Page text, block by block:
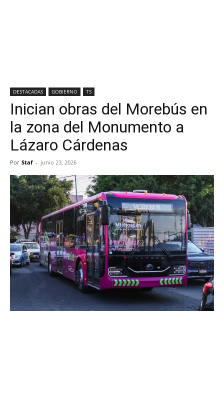
DESTACADAS GOBIERNO TS
Inician obras del Morebús en
la zona del Monumento a
Lázaro Cárdenas
Por Staf - junio 23, 2026